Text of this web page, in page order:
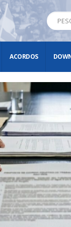
ACORDOS